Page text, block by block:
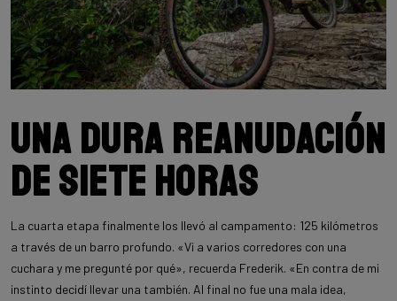
Una dura reanudación
de siete horas
La cuarta etapa finalmente los llevó al campamento: 125 kilómetros
a través de un barro profundo. «Vi a varios corredores con una
cuchara y me pregunté por qué», recuerda Frederik. «En contra de mi
instinto decidí llevar una también. Al final no fue una mala idea,